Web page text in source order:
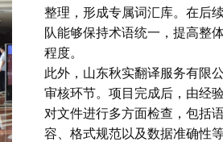
整理，形成专属词汇库。在后
队能够保持术语统一，提高整
程度。
此外，山东秋实翻译服务有限
审核环节。项目完成后，由经
对文件进行多方面检查，包括
容、格式规范以及数据准确性